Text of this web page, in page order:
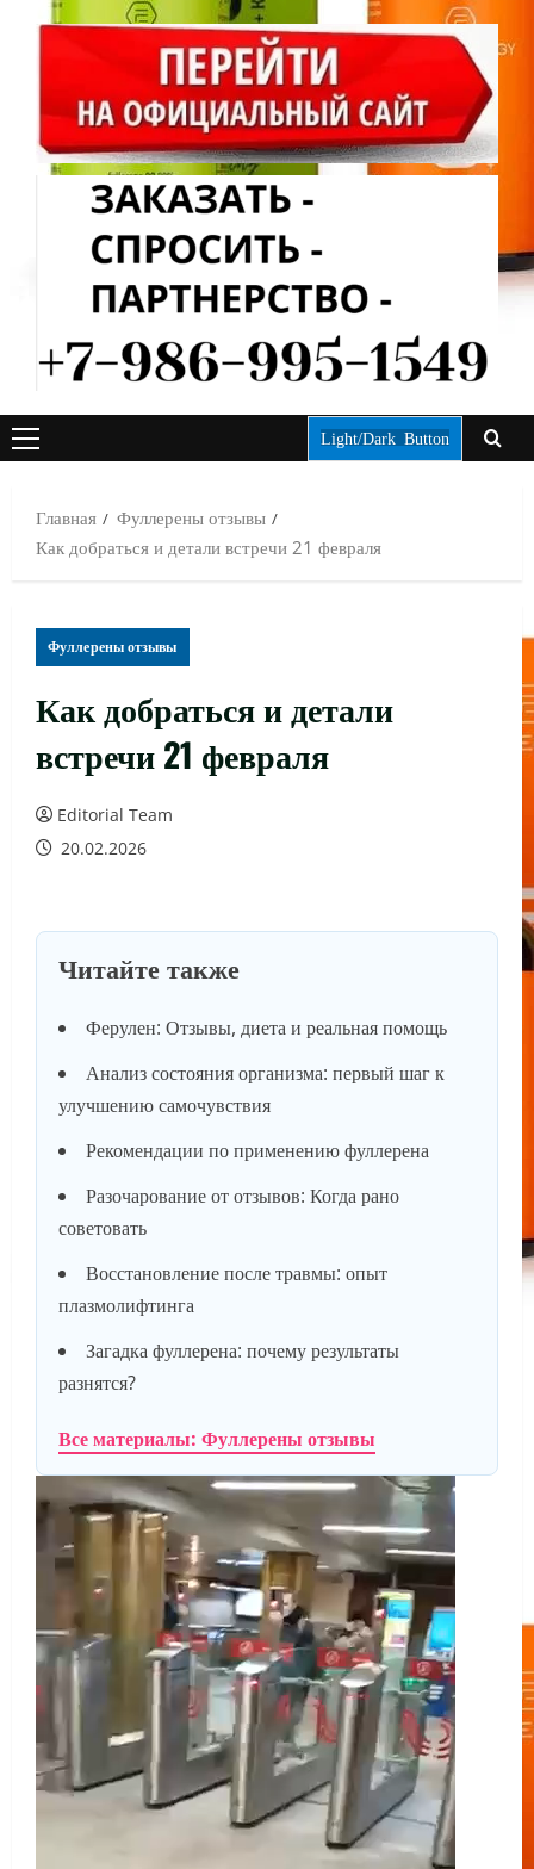
ОСНОВНОЕ
Light/Dark Button
Главная
Фуллерены отзывы
Как добраться и детали встречи 21 февраля
Фуллерены отзывы
Как добраться и детали
встречи 21 февраля
Editorial Team
20.02.2026
Читайте также
Ферулен: Отзывы, диета и реальная помощь
Анализ состояния организма: первый шаг к
улучшению самочувствия
Рекомендации по применению фуллерена
Разочарование от отзывов: Когда рано
советовать
Восстановление после травмы: опыт
плазмолифтинга
Загадка фуллерена: почему результаты
разнятся?
Все материалы: Фуллерены отзывы